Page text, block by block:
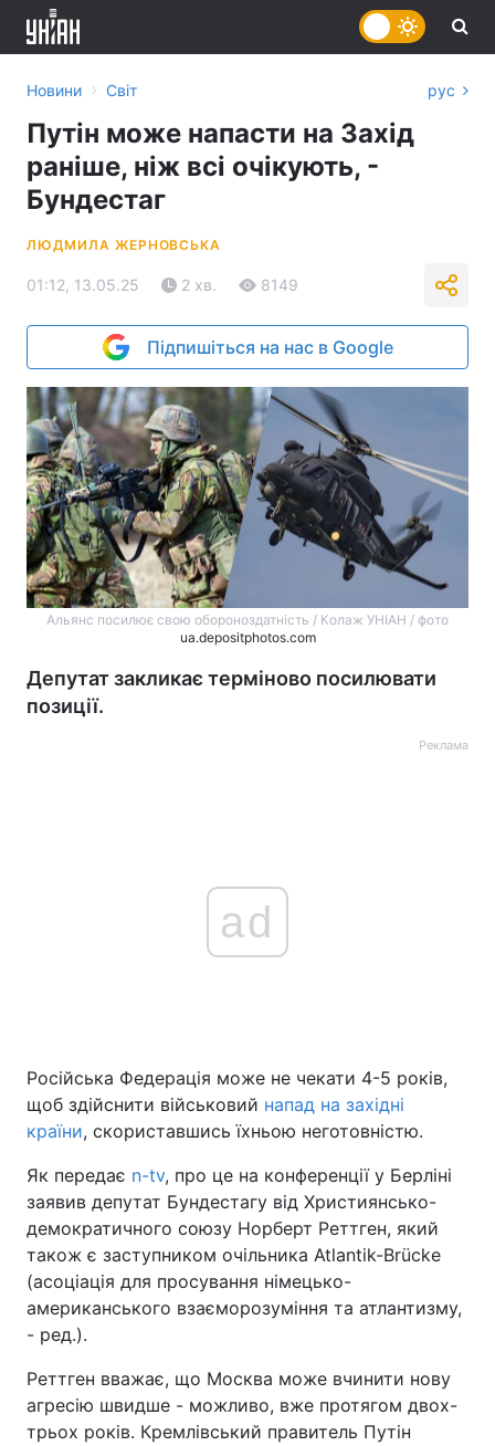
Головна Війна
Україна Політика
Економіка Світ
Спорт Наука
Техно і зв'язок Лайт
Зброя
Здоров'я Туризм
Цікавинки Погода
Новини › Світ рус
Путін може напасти на Захід
раніше, ніж всі очікують, -
Бундестаг
ЛЮДМИЛА ЖЕРНОВСЬКА
01:12, 13.05.25 2 хв. 8149
Підпишіться на нас в Google
Альянс посилює свою обороноздатність / Колаж УНІАН / фото
ua.depositphotos.com
Депутат закликає терміново посилювати
позиції.
Реклама
ad
Російська Федерація може не чекати 4-5 років,
щоб здійснити військовий напад на західні
країни, скориставшись їхньою неготовністю.
Як передає n-tv, про це на конференції у Берліні
заявив депутат Бундестагу від Християнсько-
демократичного союзу Норберт Реттген, який
також є заступником очільника Atlantik-Brücke
(асоціація для просування німецько-
американського взаєморозуміння та атлантизму,
- ред.).
Реттген вважає, що Москва може вчинити нову
агресію швидше - можливо, вже протягом двох-
трьох років. Кремлівський правитель Путін